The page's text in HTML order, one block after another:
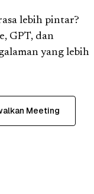
lebih pintar?
GPT, dan
yang lebih
Meeting